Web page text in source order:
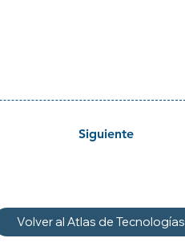
Siguiente
Volver al Atlas de Tecnologías